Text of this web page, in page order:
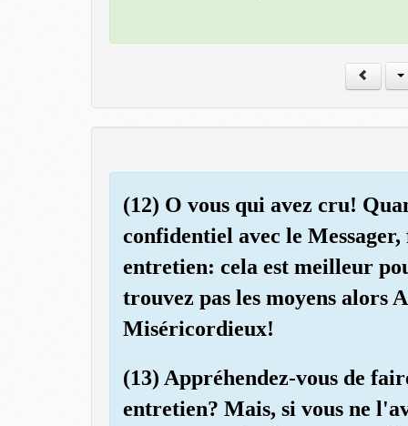
(12) O vous qui avez cru!
confidentiel avec le
entretien: cela est meilleur
trouvez pas les moyens alors
Miséricordieux!
(13) Appréhendez-vous de
entretien? Mais, si vous ne